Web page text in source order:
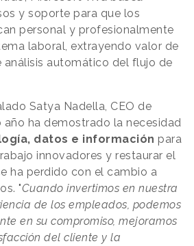
y soporte para que los
personal y profesionalmente
laboral, extrayendo valor de
automático del flujo de
Satya Nadella, CEO de
ha demostrado la necesidad
datos e información para
innovadores y restaurar el
ha perdido con el cambio a
"Cuando invertimos en nuestra
de los empleados, podemos
en su compromiso, mejoramos
del cliente y la